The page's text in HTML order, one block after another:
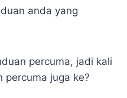
anda yang
percuma, jadi kali
percuma juga ke?